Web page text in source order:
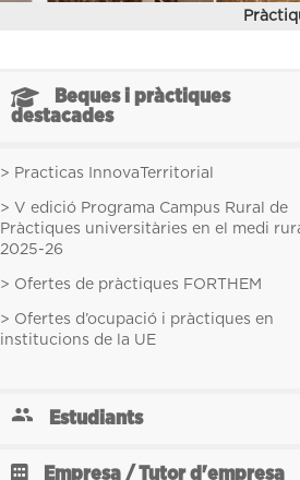
Beques i pràctiques
destacades
> Practicas InnovaTerritorial
> V edició Programa Campus Rural de
Pràctiques universitàries en el medi
2025-26
> Ofertes de pràctiques FORTHEM
> Ofertes d’ocupació i pràctiques en
institucions de la UE
Estudiants
Empresa / Tutor d'empresa